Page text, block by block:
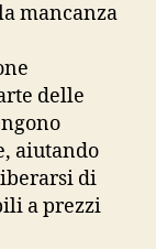
mancanza
delle
aiutando
di
a prezzi